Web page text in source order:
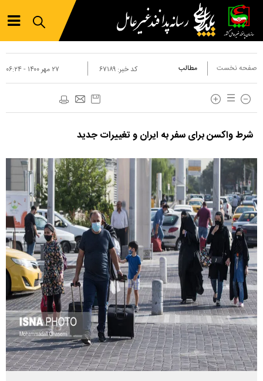
صفحه نخست مطالب ۲۷ مهر ۱۴۰۰ - ۰۶:۲۴ کد خبر: ۶۷۱۸۹
شرط واکسن برای سفر به ایران و تغییرات جدید